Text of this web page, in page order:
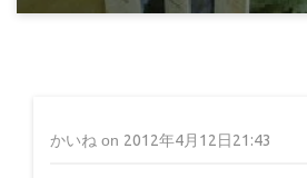
誕生日に貰った品
かいね on 2012年4月12日21:43